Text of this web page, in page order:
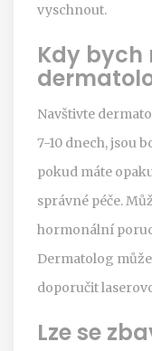
vyschnout.
Kdy bych
Navštivte
7-10 dnech, jsou
pokud máte
správné péče.
hormonální
Dermatolog
doporučit
Lze se